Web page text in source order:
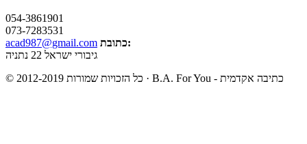
054-3861901
073-7283531
acad987@gmail.com
כתובת:
גיבורי ישראל 22 נתניה
© כל הזכויות שמורות 2012-2019 · B.A. For You - כתיבה אקדמית